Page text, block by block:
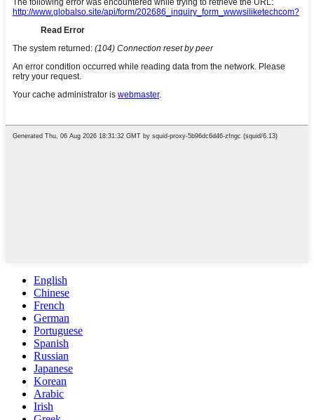
English
Chinese
French
German
Portuguese
Spanish
Russian
Japanese
Korean
Arabic
Irish